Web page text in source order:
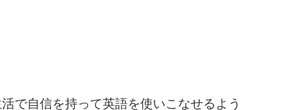
で自信を持って英語を使いこなせるよう